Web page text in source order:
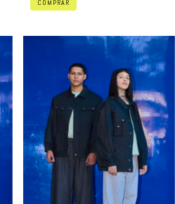
COMPRAR